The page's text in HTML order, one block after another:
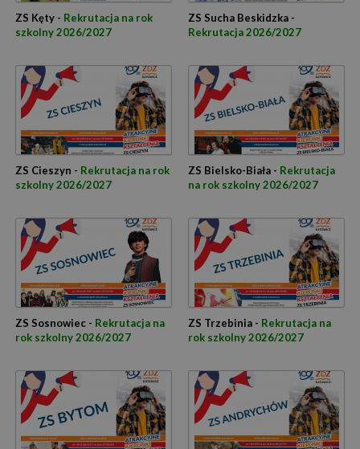
ZS Kęty - Rekrutacja na rok
szkolny 2026/2027
ZS Sucha Beskidzka -
Rekrutacja 2026/2027
ZS Cieszyn - Rekrutacja na rok
szkolny 2026/2027
ZS Bielsko-Biała - Rekrutacja
na rok szkolny 2026/2027
ZS Sosnowiec - Rekrutacja na
rok szkolny 2026/2027
ZS Trzebinia - Rekrutacja na
rok szkolny 2026/2027